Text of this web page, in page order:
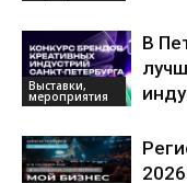
Выставки,
мероприятия
В